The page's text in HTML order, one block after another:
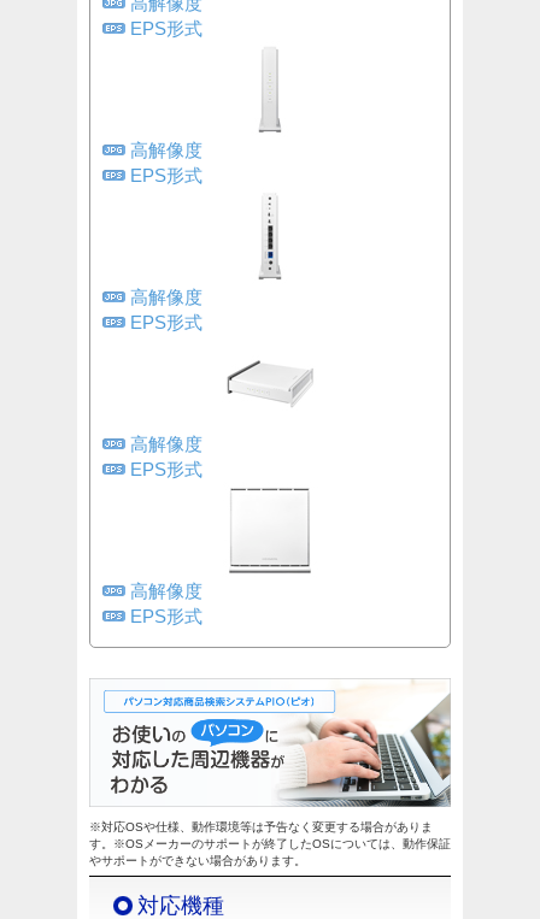
EPS形式
高解像度
EPS形式
高解像度
EPS形式
高解像度
EPS形式
高解像度
EPS形式
※対応OSや仕様、動作環境等は予告なく変更する場合がありま
す。※OSメーカーのサポートが終了したOSについては、動作保証
やサポートができない場合があります。
対応機種